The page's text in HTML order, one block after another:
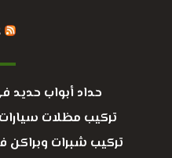
حداد أبواب حديد في
تركيب مظلات سيارات في
تركيب شبرات وبراكن في ام